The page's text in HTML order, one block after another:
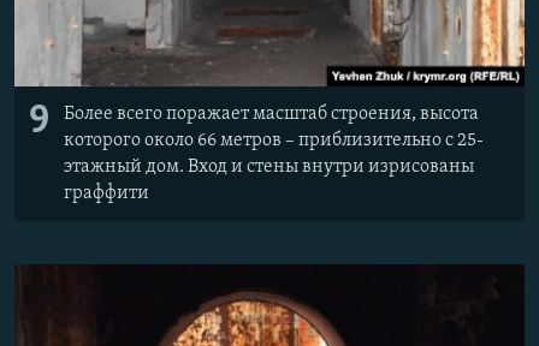
9
Более всего поражает масштаб строения, высота
которого около 66 метров – приблизительно с 25-
этажный дом. Вход и стены внутри изрисованы
граффити